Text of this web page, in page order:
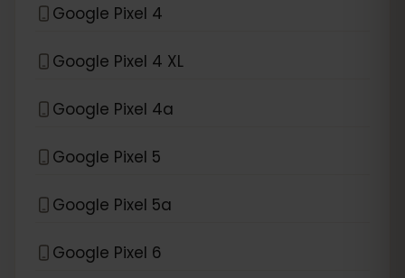
Google Pixel 4
Google Pixel 4 XL
Google Pixel 4a
Google Pixel 5
Google Pixel 5a
Google Pixel 6